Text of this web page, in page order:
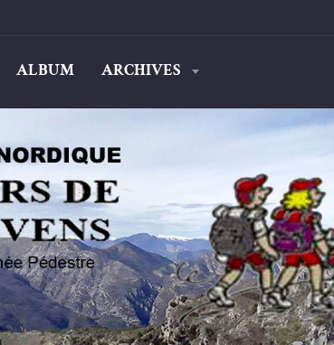
ALBUM ARCHIVES